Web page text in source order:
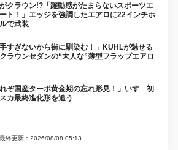
クラウン!?「躍動感がたまらないスポーツエ
ト！」エッジを強調したエアロに22インチホ
で武装
手すぎないから街に馴染む！」KUHLが魅せる
ラウンセダンの“大人な”薄型フラップエアロ
れぞ国産ターボ黄金期の忘れ形見！」いすゞ初
カ最終進化形を追う
最終更新：2026/08/08 05:13